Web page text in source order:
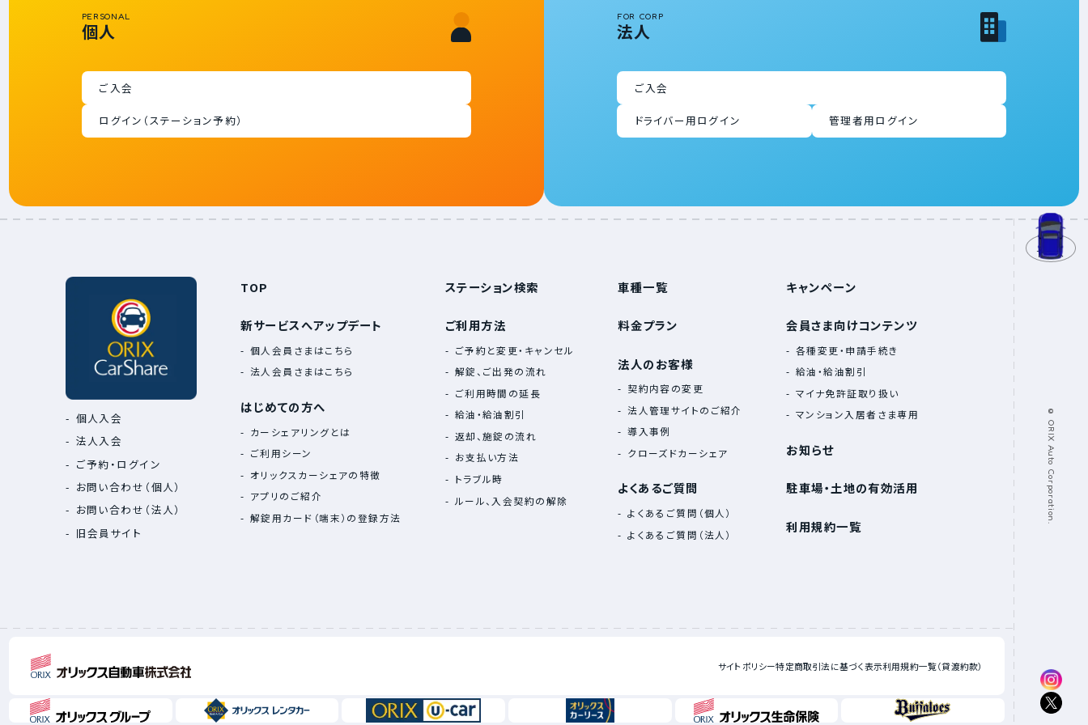
PERSONAL
個人
ご入会
ログイン（ステーション予約）
FOR CORP
法人
ご入会
ドライバー用ログイン 管理者用ログイン
個人入会
法人入会
ご予約・ログイン
お問い合わせ（個人）
お問い合わせ（法人）
旧会員サイト
TOP
新サービスへアップデート
個人会員さまはこちら
法人会員さまはこちら
はじめての方へ
カーシェアリングとは
ご利用シーン
オリックスカーシェアの特徴
アプリのご紹介
解錠用カード（端末）の登録方法
ステーション検索
ご利用方法
ご予約と変更・キャンセル
解錠、ご出発の流れ
ご利用時間の延長
給油‧給油割引
返却、施錠の流れ
お支払い方法
トラブル時
ルール、入会契約の解除
車種一覧
料金プラン
法人のお客様
契約内容の変更
法人管理サイトのご紹介
導入事例
クローズドカーシェア
よくあるご質問
よくあるご質問（個人）
よくあるご質問（法人）
キャンペーン
会員さま向けコンテンツ
各種変更・申請手続き
給油・給油割引
マイナ免許証取り扱い
マンション入居者さま専用
お知らせ
駐車場・土地の有効活用
利用規約一覧
arrow_forward
TOPへ
© ORIX Auto Corporation.
サイトポリシー特定商取引法に基づく表示利用規約一覧（貸渡約款）